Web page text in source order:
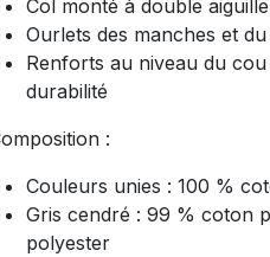
Col monté à double
Ourlets des manches et
Renforts au niveau du
durabilité
:
Couleurs unies : 100 %
Gris cendré : 99 % coton
polyester